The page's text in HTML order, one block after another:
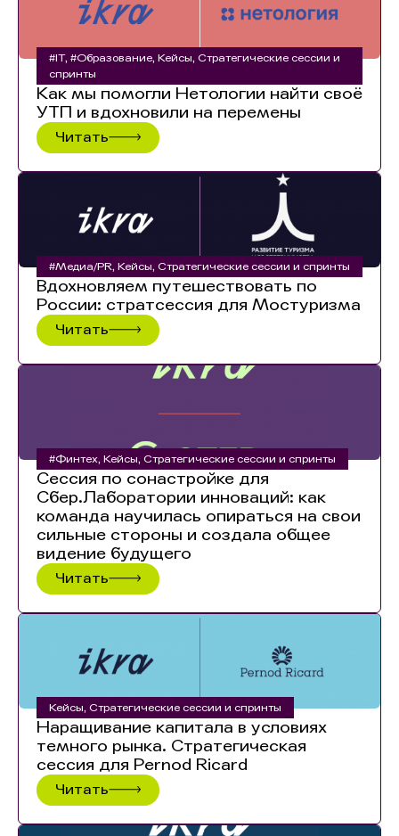
#IT, #Образование, Кейсы, Стратегические сессии и
спринты
Как мы помогли Нетологии найти своё
УТП и вдохновили на перемены
Читать
#Медиа/PR, Кейсы, Стратегические сессии и спринты
Вдохновляем путешествовать по
России: стратсессия для Мостуризма
Читать
#Финтех, Кейсы, Стратегические сессии и спринты
Сессия по сонастройке для
Сбер.Лаборатории инноваций: как
команда научилась опираться на свои
сильные стороны и создала общее
видение будущего
Читать
Кейсы, Стратегические сессии и спринты
Наращивание капитала в условиях
темного рынка. Стратегическая
сессия для Pernod Ricard
Читать